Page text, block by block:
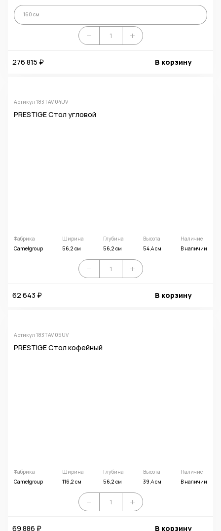
160 см
276 815 ₽ В корзину
Артикул 183TAV.04UV
PRESTIGE Стол угловой
Фабрика
Camelgroup
Ширина
56,2 см
Глубина
56,2 см
Высота
54,4 см
Наличие
В наличии
62 643 ₽ В корзину
Артикул 183TAV.05UV
PRESTIGE Стол кофейный
Фабрика
Camelgroup
Ширина
116,2 см
Глубина
56,2 см
Высота
39,4 см
Наличие
В наличии
69 886 ₽ В корзину